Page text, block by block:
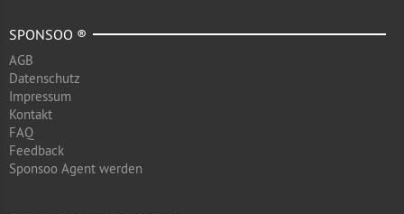
SPONSOO ®
AGB
Datenschutz
Impressum
Kontakt
FAQ
Feedback
Sponsoo Agent werden